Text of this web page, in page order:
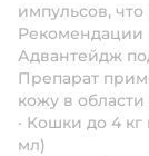
импульсов,
Адвантейдж
Препарат
кожу в области
· Кошки до 4
мл)